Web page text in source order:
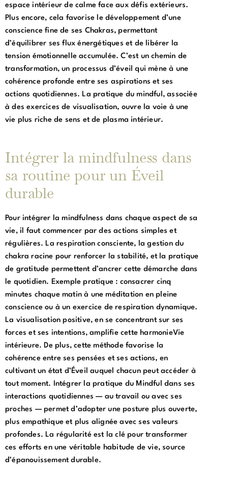
espace intérieur de calme face aux défis extérieurs.
Plus encore, cela favorise le développement d’une
conscience fine de ses Chakras, permettant
d’équilibrer ses flux énergétiques et de libérer la
tension émotionnelle accumulée. C’est un chemin de
transformation, un processus d’éveil qui mène à une
cohérence profonde entre ses aspirations et ses
actions quotidiennes. La pratique du mindful, associée
à des exercices de visualisation, ouvre la voie à une
vie plus riche de sens et de plasma intérieur.
Intégrer la mindfulness dans
sa routine pour un Éveil
durable
Pour intégrer la mindfulness dans chaque aspect de sa
vie, il faut commencer par des actions simples et
régulières. La respiration consciente, la gestion du
chakra racine pour renforcer la stabilité, et la pratique
de gratitude permettent d’ancrer cette démarche dans
le quotidien. Exemple pratique : consacrer cinq
minutes chaque matin à une méditation en pleine
conscience ou à un exercice de respiration dynamique.
La visualisation positive, en se concentrant sur ses
forces et ses intentions, amplifie cette harmonieVie
intérieure. De plus, cette méthode favorise la
cohérence entre ses pensées et ses actions, en
cultivant un état d’Éveil auquel chacun peut accéder à
tout moment. Intégrer la pratique du Mindful dans ses
interactions quotidiennes — au travail ou avec ses
proches — permet d’adopter une posture plus ouverte,
plus empathique et plus alignée avec ses valeurs
profondes. La régularité est la clé pour transformer
ces efforts en une véritable habitude de vie, source
d’épanouissement durable.